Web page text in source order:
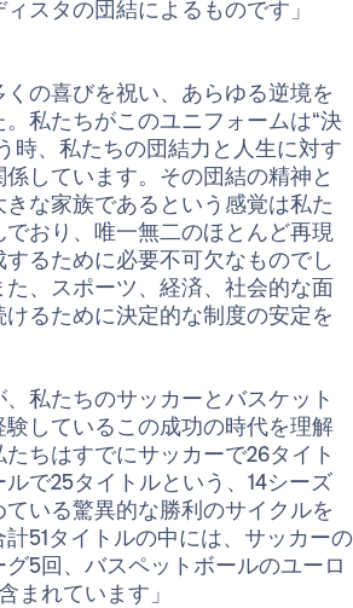
スタの団結によるものです」
くの喜びを祝い、あらゆる逆境を
私たちがこのユニフォームは“決
時、私たちの団結力と人生に対す
しています。その団結の精神と
な家族であるという感覚は私た
おり、唯一無二のほとんど再現
るために必要不可欠なものでし
、スポーツ、経済、社会的な面
るために決定的な制度の安定を
、私たちのサッカーとバスケット
しているこの成功の時代を理解
ちはすでにサッカーで26タイト
で25タイトルという、14シーズ
いる驚異的な勝利のサイクルを
51タイトルの中には、サッカーの
5回、バスペットボールのユーロ
まれています」